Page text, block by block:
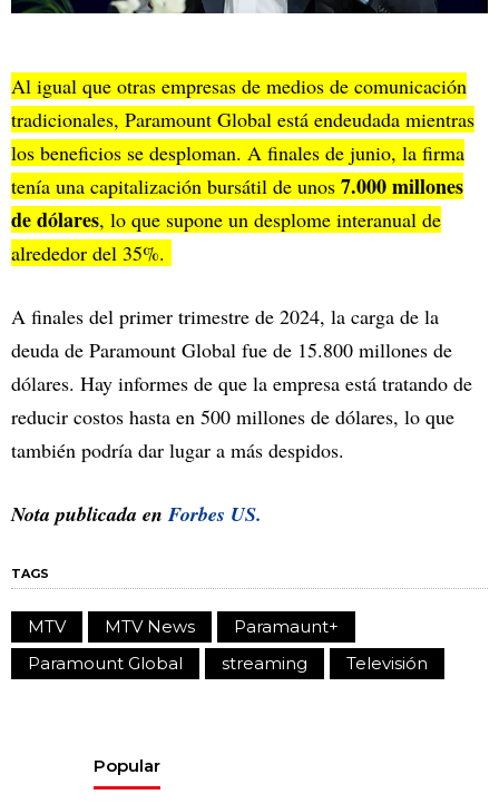
Al igual que otras empresas de medios de comunicación
tradicionales, Paramount Global está endeudada mientras
los beneficios se desploman. A finales de junio, la firma
tenía una capitalización bursátil de unos 7.000 millones
de dólares, lo que supone un desplome interanual de
alrededor del 35%.
A finales del primer trimestre de 2024, la carga de la
deuda de Paramount Global fue de 15.800 millones de
dólares. Hay informes de que la empresa está tratando de
reducir costos hasta en 500 millones de dólares, lo que
también podría dar lugar a más despidos.
Nota publicada enForbes US.
TAGS
MTV MTV News
Paramaunt+
Paramount Global
streaming Televisión
Popular